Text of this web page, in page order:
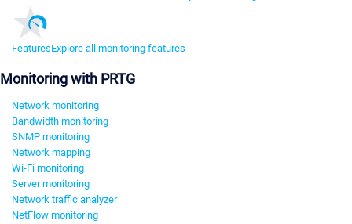
FeaturesExplore all monitoring features
Monitoring with PRTG
Network monitoring
Bandwidth monitoring
SNMP monitoring
Network mapping
Wi-Fi monitoring
Server monitoring
Network traffic analyzer
NetFlow monitoring